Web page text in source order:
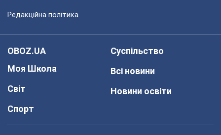
Редакційна політика
OBOZ.UA
Моя Школа
Світ
Спорт
Суспільство
Всі новини
Новини освіти